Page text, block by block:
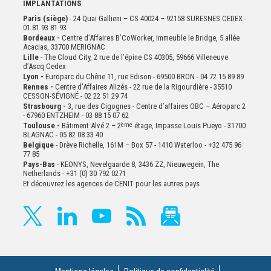
IMPLANTATIONS
Paris (siège) - 24 Quai Gallieni – CS 40024 – 92158 SURESNES CEDEX -
01 81 93 81 93
Bordeaux - Centre d’Affaires B’CoWorker, Immeuble le Bridge, 5 allée
Acacias, 33700 MERIGNAC
Lille- The Cloud City, 2 rue de l’épine CS 40305, 59666 Villeneuve
d’Ascq Cedex
Lyon - Europarc du Chêne 11, rue Edison - 69500 BRON - 04 72 15 89 89
Rennes - Centre d'Affaires Alizés - 22 rue de la Rigourdière - 35510
CESSON-SÉVIGNÉ - 02 22 51 29 74
Strasbourg - 3, rue des Cigognes - Centre d’affaires OBC – Aéroparc 2
- 67960 ENTZHEIM - 03 88 15 07 62
Toulouse - Bâtiment Alvé 2 – 2ème étage, Impasse Louis Pueyo - 31700
BLAGNAC - 05 82 08 33 40
Belgique- Drève Richelle, 161M – Box 57 - 1410 Waterloo - +32 475 96
77 85
Pays-Bas - KEONYS, Nevelgaarde 8, 3436 ZZ, Nieuwegein, The
Netherlands - +31 (0) 30 792 0271
Et découvrez les agences de CENIT pour les autres pays